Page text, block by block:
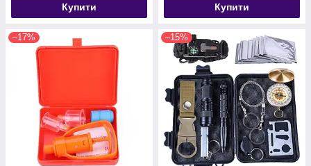
Купити Купити
–17% –15%